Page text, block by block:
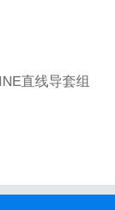
直线导套组